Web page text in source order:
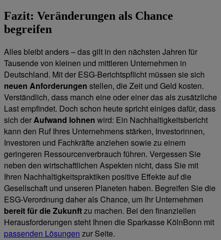
Fazit: Veränderungen als Chance
begreifen
Alles bleibt anders – das gilt in den nächsten Jahren für
Tausende von kleinen und mittleren Unternehmen in
Deutschland. Mit der ESG-Berichtspflicht müssen sie sich
neuen Anforderungen stellen, die Zeit und Geld kosten.
Verständlich, dass manch eine oder einer das als zusätzliche
Last empfindet. Doch schon heute spricht einiges dafür, dass
sich derAufwand lohnen wird: Ein Nachhaltigkeitsbericht
kann den Ruf Ihres Unternehmens stärken, Investorinnen,
Investoren und Fachkräfte anziehen sowie zu einem
geringeren Ressourcenverbrauch führen. Vergessen Sie
neben den wirtschaftlichen Aspekten nicht, dass Sie mit
Ihren Nachhaltigkeitspraktiken positive Effekte auf die
Gesellschaft und unseren Planeten haben. Begreifen Sie die
ESG-Verordnung daher als Chance, um Ihr Unternehmen
bereit für die Zukunftzu machen. Bei den finanziellen
Herausforderungen steht Ihnen die Sparkasse KölnBonn mit
passenden Lösungen zur Seite.